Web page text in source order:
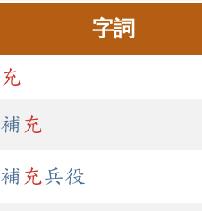
字詞
充
補 充
補 充兵役